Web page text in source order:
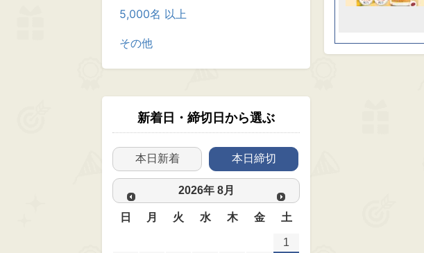
5,000名 以上
その他
新着日・締切日から選ぶ
本日新着 本日締切
2026年 8月
日 月 火 水 木 金 土
1